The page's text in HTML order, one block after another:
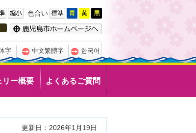
色合い
字 中文繁體字 한국어
リー概要 よくあるご質問
更新日：2026年1月19日